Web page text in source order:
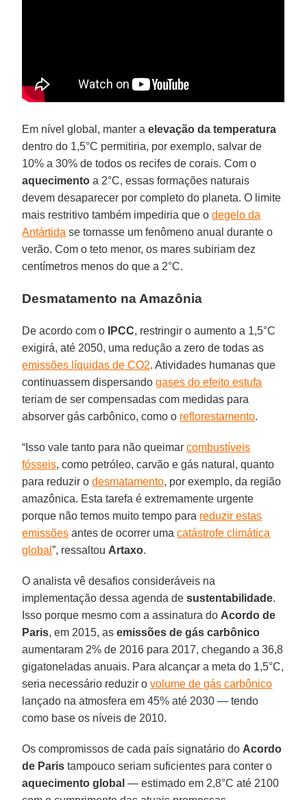
Em nível global, manter aelevação da temperatura
dentro do 1,5°C permitiria, por exemplo, salvar de
10% a 30% de todos os recifes de corais. Com o
aquecimento a 2°C, essas formações naturais
devem desaparecer por completo do planeta. O limite
mais restritivo também impediria que odegelo da
Antártida se tornasse um fenômeno anual durante o
verão. Com o teto menor, os mares subiriam dez
centímetros menos do que a 2°C.
Desmatamento na Amazônia
De acordo com o IPCC, restringir o aumento a 1,5°C
exigirá, até 2050, uma redução a zero de todas as
emissões líquidas de CO2. Atividades humanas que
continuassem dispersandogases do efeito estufa
teriam de ser compensadas com medidas para
absorver gás carbônico, como o reflorestamento.
“Isso vale tanto para não queimarcombustíveis
fósseis, como petróleo, carvão e gás natural, quanto
para reduzir odesmatamento, por exemplo, da região
amazônica. Esta tarefa é extremamente urgente
porque não temos muito tempo para reduzir estas
emissões antes de ocorrer umacatástrofe climática
global”, ressaltou Artaxo.
O analista vê desafios consideráveis na
implementação dessa agenda desustentabilidade.
Isso porque mesmo com a assinatura do Acordo de
Paris, em 2015, asemissões de gás carbônico
aumentaram 2% de 2016 para 2017, chegando a 36,8
gigatoneladas anuais. Para alcançar a meta do 1,5°C,
seria necessário reduzir ovolume de gás carbônico
lançado na atmosfera em 45% até 2030 — tendo
como base os níveis de 2010.
Os compromissos de cada país signatário do Acordo
de Paris tampouco seriam suficientes para conter o
aquecimento global — estimado em 2,8°C até 2100